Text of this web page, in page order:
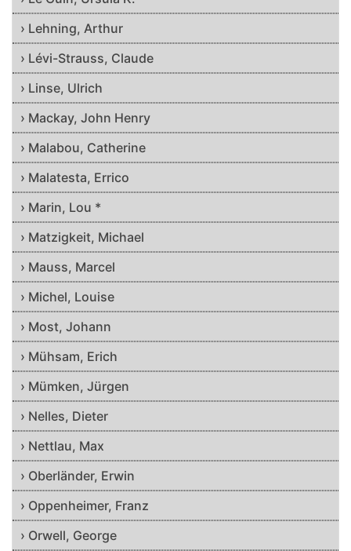
› Lehning, Arthur
› Lévi-Strauss, Claude
› Linse, Ulrich
› Mackay, John Henry
› Malabou, Catherine
› Malatesta, Errico
› Marin, Lou *
› Matzigkeit, Michael
› Mauss, Marcel
› Michel, Louise
› Most, Johann
› Mühsam, Erich
› Mümken, Jürgen
› Nelles, Dieter
› Nettlau, Max
› Oberländer, Erwin
› Oppenheimer, Franz
› Orwell, George